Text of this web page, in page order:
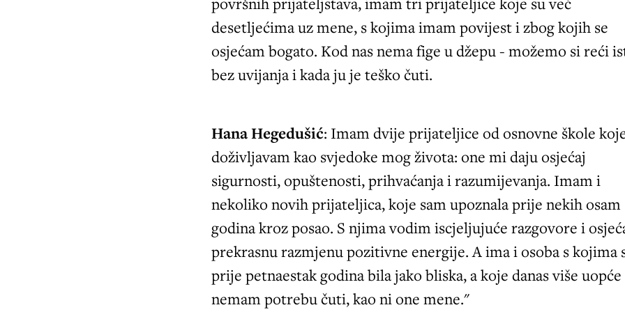
desetljećima uz mene, s kojima imam povijest i zbog kojih se
osjećam bogato. Kod nas nema fige u džepu - možemo si reći
bez uvijanja i kada ju je teško čuti.
Hana Hegedušić: Imam dvije prijateljice od osnovne škole
doživljavam kao svjedoke mog života: one mi daju osjećaj
sigurnosti, opuštenosti, prihvaćanja i razumijevanja. Imam i
nekoliko novih prijateljica, koje sam upoznala prije nekih osam
godina kroz posao. S njima vodim iscjeljujuće razgovore i
prekrasnu razmjenu pozitivne energije. A ima i osoba s kojima
prije petnaestak godina bila jako bliska, a koje danas više uopće
nemam potrebu čuti, kao ni one mene."